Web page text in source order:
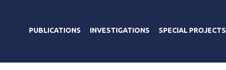
PUBLICATIONS INVESTIGATIONS SPECIAL PROJECTS